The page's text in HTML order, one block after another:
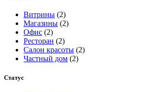
Витрины (2)
Магазины (2)
Офис (2)
Ресторан (2)
Салон красоты (2)
Частный дом (2)
Статус